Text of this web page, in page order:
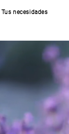
Tus necesidades